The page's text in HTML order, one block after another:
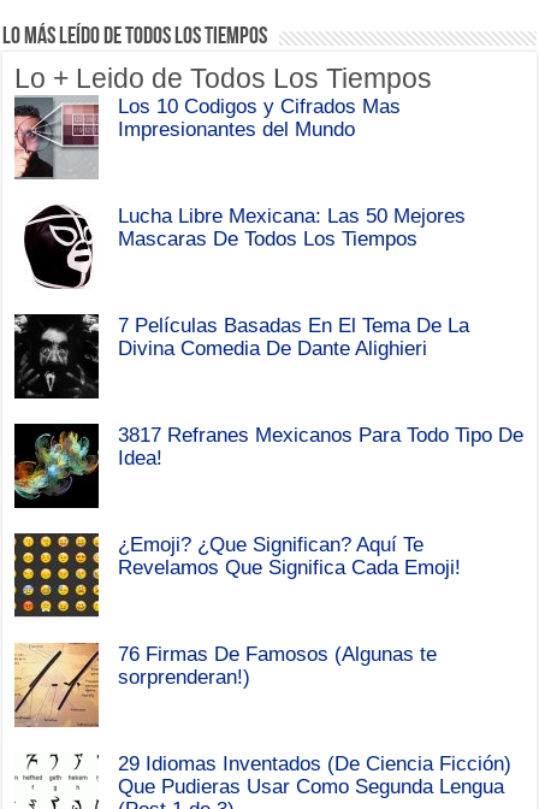
Lo Más Leído de Todos Los Tiempos
Lo + Leido de Todos Los Tiempos
Los 10 Codigos y Cifrados Mas
Impresionantes del Mundo
Lucha Libre Mexicana: Las 50 Mejores
Mascaras De Todos Los Tiempos
7 Películas Basadas En El Tema De La
Divina Comedia De Dante Alighieri
3817 Refranes Mexicanos Para Todo Tipo De
Idea!
¿Emoji? ¿Que Significan? Aquí Te
Revelamos Que Significa Cada Emoji!
76 Firmas De Famosos (Algunas te
sorprenderan!)
29 Idiomas Inventados (De Ciencia Ficción)
Que Pudieras Usar Como Segunda Lengua